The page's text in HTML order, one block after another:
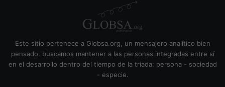
Este sitio pertenece a Globsa.org, un mensajero analítico bien
pensado, buscamos mantener a las personas integradas entre sí
en el desarrollo dentro del tiempo de la tríada: persona - sociedad
- especie.